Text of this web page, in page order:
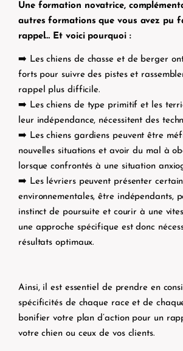
Une formation novatrice,
autres formations que vous avez pu
rappel… Et voici pourquoi :
➡️ Les chiens de chasse et de berger
forts pour suivre des pistes et
rappel plus difficile.
➡️ Les chiens de type primitif et les
leur indépendance, nécessitent des
➡️ Les chiens gardiens peuvent être
nouvelles situations et avoir du mal à
lorsque confrontés à une situation
➡️ Les lévriers peuvent présenter
environnementales, être indépendants,
instinct de poursuite et courir à une
une approche spécifique est donc
résultats optimaux.
Ainsi, il est essentiel de prendre en
spécificités de chaque race et de
bonifier votre plan d’action pour un
votre chien ou ceux de vos clients.